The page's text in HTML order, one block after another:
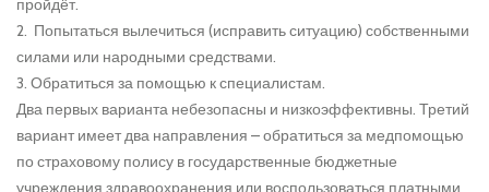
2. Попытаться вылечиться (исправить ситуацию) собственными
силами или народными средствами.
3. Обратиться за помощью к специалистам.
Два первых варианта небезопасны и низкоэффективны. Третий
вариант имеет два направления – обратиться за медпомощью
по страховому полису в государственные бюджетные
учреждения здравоохранения или воспользоваться платными